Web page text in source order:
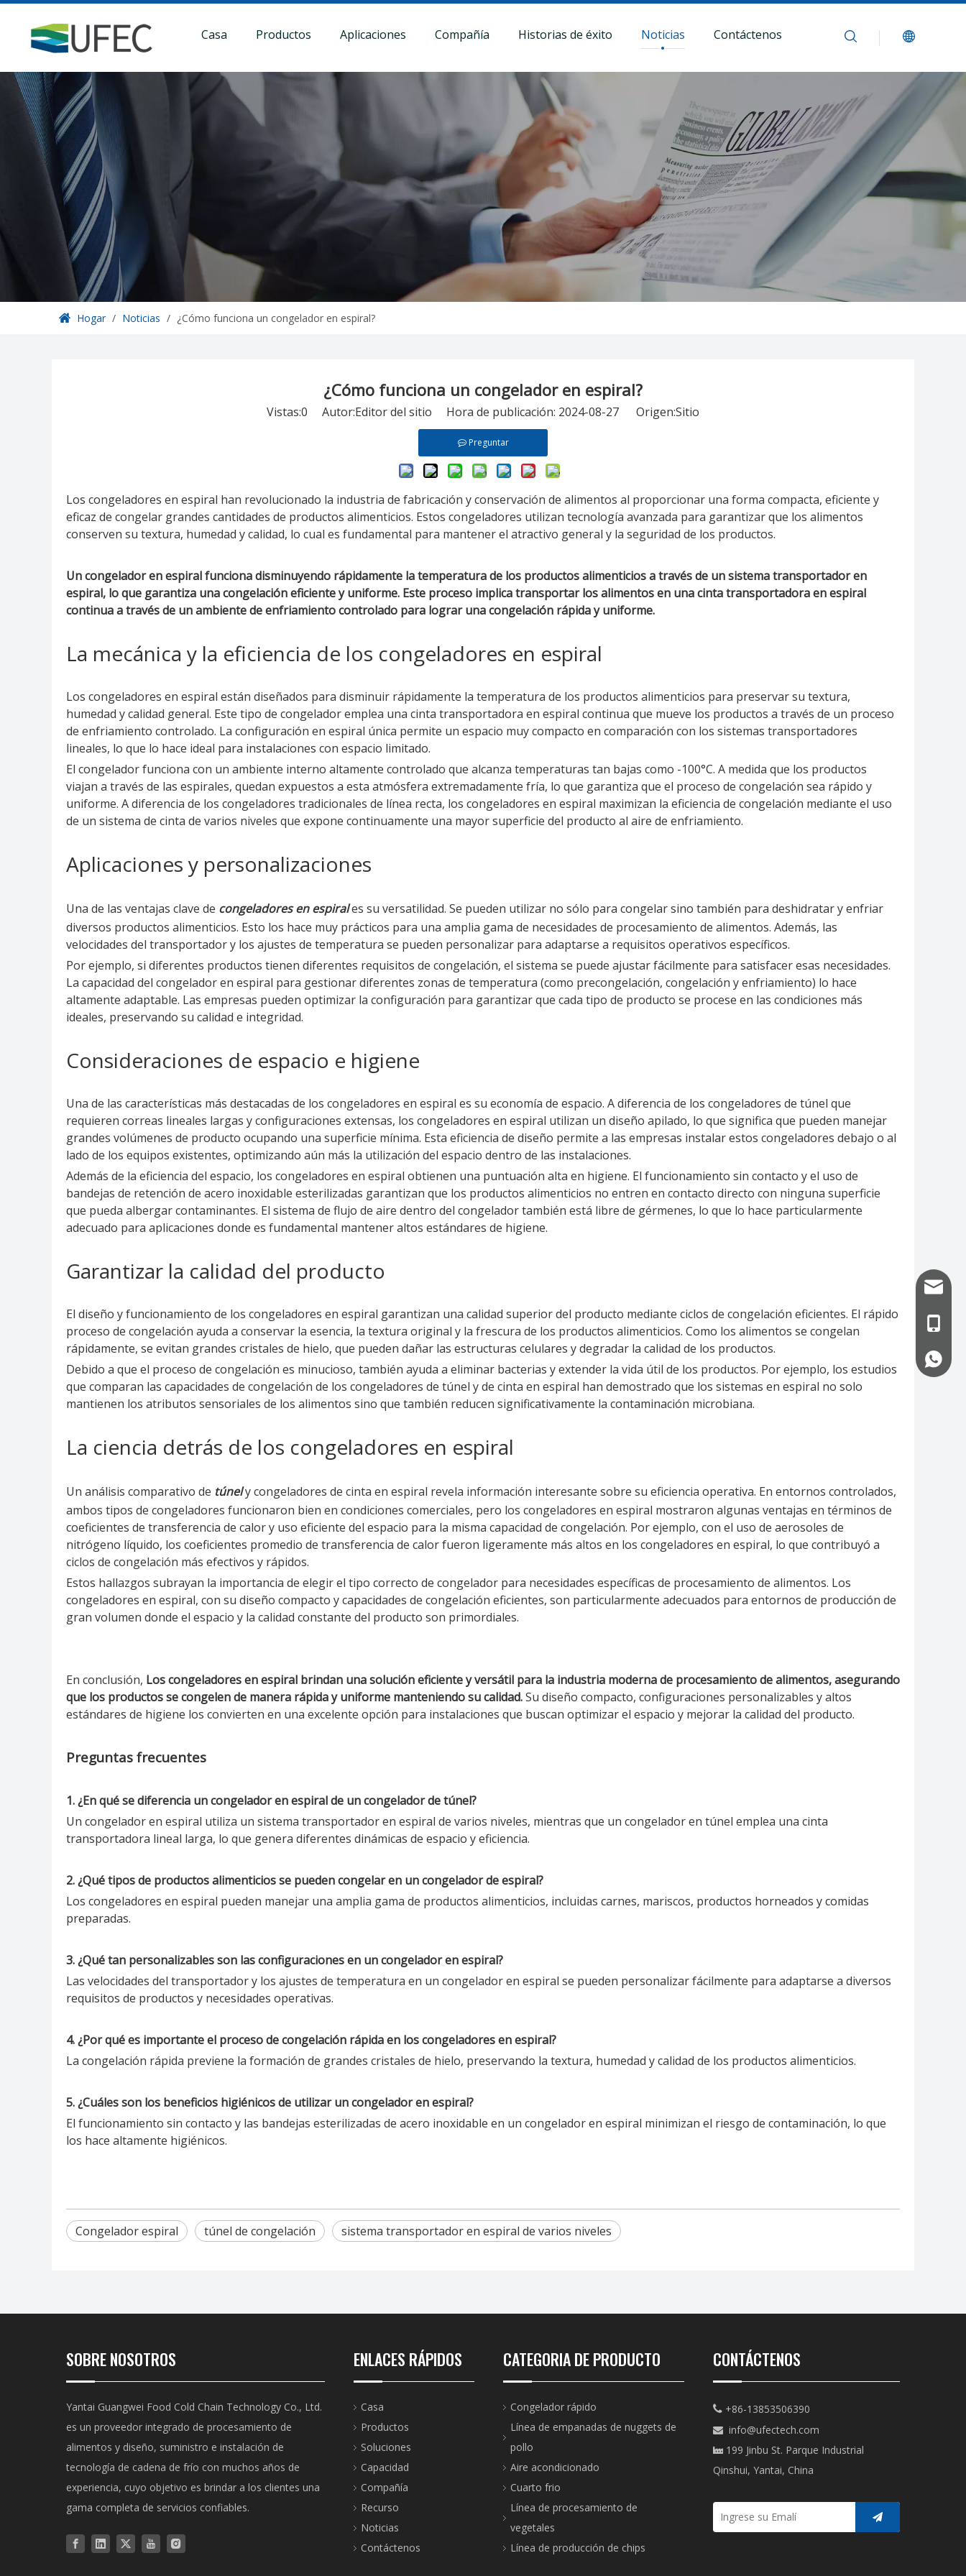
Casa Productos Aplicaciones Compañía Historias de éxito Noticias Contáctenos
Hogar / Noticias / ¿Cómo funciona un congelador en espiral?
¿Cómo funciona un congelador en espiral?
Vistas:0 Autor:Editor del sitio Hora de publicación: 2024-08-27 Origen:Sitio
Preguntar
Los congeladores en espiral han revolucionado la industria de fabricación y conservación de alimentos al proporcionar una forma compacta, eficiente y
eficaz de congelar grandes cantidades de productos alimenticios. Estos congeladores utilizan tecnología avanzada para garantizar que los alimentos
conserven su textura, humedad y calidad, lo cual es fundamental para mantener el atractivo general y la seguridad de los productos.
Un congelador en espiral funciona disminuyendo rápidamente la temperatura de los productos alimenticios a través de un sistema transportador en
espiral, lo que garantiza una congelación eficiente y uniforme. Este proceso implica transportar los alimentos en una cinta transportadora en espiral
continua a través de un ambiente de enfriamiento controlado para lograr una congelación rápida y uniforme.
La mecánica y la eficiencia de los congeladores en espiral
Los congeladores en espiral están diseñados para disminuir rápidamente la temperatura de los productos alimenticios para preservar su textura,
humedad y calidad general. Este tipo de congelador emplea una cinta transportadora en espiral continua que mueve los productos a través de un proceso
de enfriamiento controlado. La configuración en espiral única permite un espacio muy compacto en comparación con los sistemas transportadores
lineales, lo que lo hace ideal para instalaciones con espacio limitado.
El congelador funciona con un ambiente interno altamente controlado que alcanza temperaturas tan bajas como -100°C. A medida que los productos
viajan a través de las espirales, quedan expuestos a esta atmósfera extremadamente fría, lo que garantiza que el proceso de congelación sea rápido y
uniforme. A diferencia de los congeladores tradicionales de línea recta, los congeladores en espiral maximizan la eficiencia de congelación mediante el uso
de un sistema de cinta de varios niveles que expone continuamente una mayor superficie del producto al aire de enfriamiento.
Aplicaciones y personalizaciones
Una de las ventajas clave de congeladores en espirales su versatilidad. Se pueden utilizar no sólo para congelar sino también para deshidratar y enfriar
diversos productos alimenticios. Esto los hace muy prácticos para una amplia gama de necesidades de procesamiento de alimentos. Además, las
velocidades del transportador y los ajustes de temperatura se pueden personalizar para adaptarse a requisitos operativos específicos.
Por ejemplo, si diferentes productos tienen diferentes requisitos de congelación, el sistema se puede ajustar fácilmente para satisfacer esas necesidades.
La capacidad del congelador en espiral para gestionar diferentes zonas de temperatura (como precongelación, congelación y enfriamiento) lo hace
altamente adaptable. Las empresas pueden optimizar la configuración para garantizar que cada tipo de producto se procese en las condiciones más
ideales, preservando su calidad e integridad.
Consideraciones de espacio e higiene
Una de las características más destacadas de los congeladores en espiral es su economía de espacio. A diferencia de los congeladores de túnel que
requieren correas lineales largas y configuraciones extensas, los congeladores en espiral utilizan un diseño apilado, lo que significa que pueden manejar
grandes volúmenes de producto ocupando una superficie mínima. Esta eficiencia de diseño permite a las empresas instalar estos congeladores debajo o al
lado de los equipos existentes, optimizando aún más la utilización del espacio dentro de las instalaciones.
Además de la eficiencia del espacio, los congeladores en espiral obtienen una puntuación alta en higiene. El funcionamiento sin contacto y el uso de
bandejas de retención de acero inoxidable esterilizadas garantizan que los productos alimenticios no entren en contacto directo con ninguna superficie
que pueda albergar contaminantes. El sistema de flujo de aire dentro del congelador también está libre de gérmenes, lo que lo hace particularmente
adecuado para aplicaciones donde es fundamental mantener altos estándares de higiene.
Garantizar la calidad del producto
El diseño y funcionamiento de los congeladores en espiral garantizan una calidad superior del producto mediante ciclos de congelación eficientes. El rápido
proceso de congelación ayuda a conservar la esencia, la textura original y la frescura de los productos alimenticios. Como los alimentos se congelan
rápidamente, se evitan grandes cristales de hielo, que pueden dañar las estructuras celulares y degradar la calidad de los productos.
Debido a que el proceso de congelación es minucioso, también ayuda a eliminar bacterias y extender la vida útil de los productos. Por ejemplo, los estudios
que comparan las capacidades de congelación de los congeladores de túnel y de cinta en espiral han demostrado que los sistemas en espiral no solo
mantienen los atributos sensoriales de los alimentos sino que también reducen significativamente la contaminación microbiana.
La ciencia detrás de los congeladores en espiral
Un análisis comparativo de túnely congeladores de cinta en espiral revela información interesante sobre su eficiencia operativa. En entornos controlados,
ambos tipos de congeladores funcionaron bien en condiciones comerciales, pero los congeladores en espiral mostraron algunas ventajas en términos de
coeficientes de transferencia de calor y uso eficiente del espacio para la misma capacidad de congelación. Por ejemplo, con el uso de aerosoles de
nitrógeno líquido, los coeficientes promedio de transferencia de calor fueron ligeramente más altos en los congeladores en espiral, lo que contribuyó a
ciclos de congelación más efectivos y rápidos.
Estos hallazgos subrayan la importancia de elegir el tipo correcto de congelador para necesidades específicas de procesamiento de alimentos. Los
congeladores en espiral, con su diseño compacto y capacidades de congelación eficientes, son particularmente adecuados para entornos de producción de
gran volumen donde el espacio y la calidad constante del producto son primordiales.
En conclusión, Los congeladores en espiral brindan una solución eficiente y versátil para la industria moderna de procesamiento de alimentos, asegurando
que los productos se congelen de manera rápida y uniforme manteniendo su calidad.Su diseño compacto, configuraciones personalizables y altos
estándares de higiene los convierten en una excelente opción para instalaciones que buscan optimizar el espacio y mejorar la calidad del producto.
Preguntas frecuentes
1. ¿En qué se diferencia un congelador en espiral de un congelador de túnel?
Un congelador en espiral utiliza un sistema transportador en espiral de varios niveles, mientras que un congelador en túnel emplea una cinta
transportadora lineal larga, lo que genera diferentes dinámicas de espacio y eficiencia.
2. ¿Qué tipos de productos alimenticios se pueden congelar en un congelador de espiral?
Los congeladores en espiral pueden manejar una amplia gama de productos alimenticios, incluidas carnes, mariscos, productos horneados y comidas
preparadas.
3. ¿Qué tan personalizables son las configuraciones en un congelador en espiral?
Las velocidades del transportador y los ajustes de temperatura en un congelador en espiral se pueden personalizar fácilmente para adaptarse a diversos
requisitos de productos y necesidades operativas.
4. ¿Por qué es importante el proceso de congelación rápida en los congeladores en espiral?
La congelación rápida previene la formación de grandes cristales de hielo, preservando la textura, humedad y calidad de los productos alimenticios.
5. ¿Cuáles son los beneficios higiénicos de utilizar un congelador en espiral?
El funcionamiento sin contacto y las bandejas esterilizadas de acero inoxidable en un congelador en espiral minimizan el riesgo de contaminación, lo que
los hace altamente higiénicos.
Congelador espiral túnel de congelación sistema transportador en espiral de varios niveles
SOBRE NOSOTROS
Yantai Guangwei Food Cold Chain Technology Co., Ltd.
es un proveedor integrado de procesamiento de
alimentos y diseño, suministro e instalación de
tecnología de cadena de frío con muchos años de
experiencia, cuyo objetivo es brindar a los clientes una
gama completa de servicios confiables.
ENLACES RÁPIDOS
Casa
Productos
Soluciones
Capacidad
Compañía
Recurso
Noticias
Contáctenos
CATEGORIA DE PRODUCTO
Congelador rápido
Línea de empanadas de nuggets de
pollo
Aire acondicionado
Cuarto frio
Línea de procesamiento de
vegetales
Línea de producción de chips
CONTÁCTENOS
 +86-13853506390
 info@ufectech.com
 199 Jinbu St. Parque Industrial
Qinshui, Yantai, China
+86-